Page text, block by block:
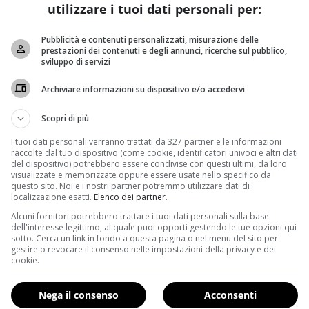
Dao – Disciplie e Arti Orientali (
pietanza squisita non vedi l’ora di farla assaggiare a tutti!”
.
potrebbe aprire prospettive interessanti per
sportiva o curativa?
delle proprie esigenze si può praticare in maniera
Chi è ‘sartoriale’: ognuno se lo cuce addosso a seconda
per pochi, invece sono adatte a tutte le età.
che meglio si adatta a tutte le età: i movimenti sono
la pratica troppo complessa per persone più
In passato in Cina i praticanti di quest’arte erano temuti
e ottenere i migliori risultati?
riallineamento posturale e nel rilassamento
In particolare il Tai Chi dà degli ottimi risultati in
utilizzare i tuoi dati personali per:
Pubblicità e contenuti personalizzati, misurazione delle
prestazioni dei contenuti e degli annunci, ricerche sul pubblico,
sviluppo di servizi
Archiviare informazioni su dispositivo e/o accedervi
Scopri di più
I tuoi dati personali verranno trattati da 327 partner e le informazioni
raccolte dal tuo dispositivo (come cookie, identificatori univoci e altri dati
del dispositivo) potrebbero essere condivise con questi ultimi, da loro
visualizzate e memorizzate oppure essere usate nello specifico da
questo sito. Noi e i nostri partner potremmo utilizzare dati di
localizzazione esatti. Elenco dei partner.
Alcuni fornitori potrebbero trattare i tuoi dati personali sulla base
dell'interesse legittimo, al quale puoi opporti gestendo le tue opzioni qui
sotto. Cerca un link in fondo a questa pagina o nel menu del sito per
gestire o revocare il consenso nelle impostazioni della privacy e dei
cookie.
Acconsenti
Nega il consenso